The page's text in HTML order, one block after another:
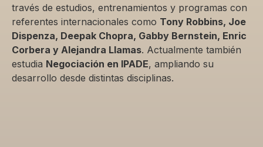
través de estudios, entrenamientos y programas con
referentes internacionales como Tony Robbins, Joe
Dispenza, Deepak Chopra, Gabby Bernstein, Enric
Corbera y Alejandra Llamas. Actualmente también
estudia Negociación en IPADE, ampliando su
desarrollo desde distintas disciplinas.